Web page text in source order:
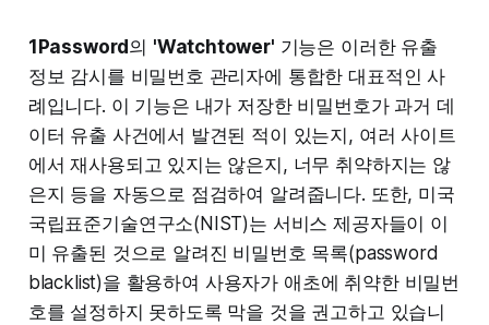
1Password 의 'Watchtower' 기능은 이러한 유출
정보 감시를 비밀번호 관리자에 통합한 대표적인 사
례입니다. 이 기능은 내가 저장한 비밀번호가 과거 데
이터 유출 사건에서 발견된 적이 있는지, 여러 사이트
에서 재사용되고 있지는 않은지, 너무 취약하지는 않
은지 등을 자동으로 점검하여 알려줍니다. 또한, 미국
국립표준기술연구소(NIST)는 서비스 제공자들이 이
미 유출된 것으로 알려진 비밀번호 목록(password
blacklist)을 활용하여 사용자가 애초에 취약한 비밀번
호를 설정하지 못하도록 막을 것을 권고하고 있습니